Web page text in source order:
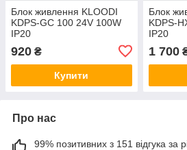
Блок живлення KLOODI
KDPS-GC 100 24V 100W
IP20
920 ₴
Купити
Блок
KDPS-
IP20
1 700
Про нас
99% позитивних з 151 відгука за